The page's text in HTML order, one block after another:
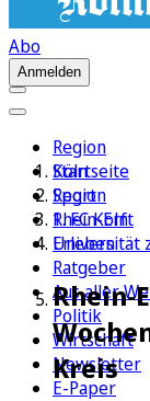
Abo
Anmelden
Region
Köln
Sport
1. FC Köln
Erleben
Ratgeber
Aus aller
Politik
Wirtschaft
Newsletter
E-Paper
Startseite
Region
Rhein-Erft
Universität
Rhein-
Kreis